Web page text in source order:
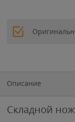
Описание
Складной